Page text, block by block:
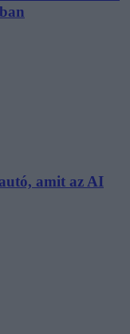
amit az AI